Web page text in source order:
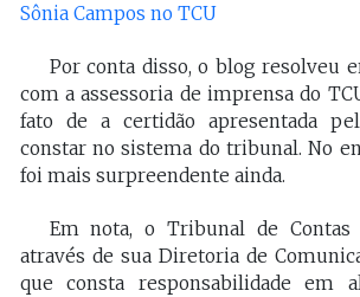
Sônia Campos no TCU
Por conta disso, o blog resolveu
com a assessoria de imprensa do
fato de a certidão apresentada
constar no sistema do tribunal. No
foi mais surpreendente ainda.
Em nota, o Tribunal de Contas
através de sua Diretoria de
que consta responsabilidade em